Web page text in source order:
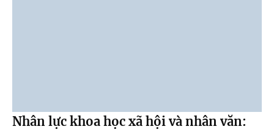
Nhân lực khoa học xã hội và nhân văn: